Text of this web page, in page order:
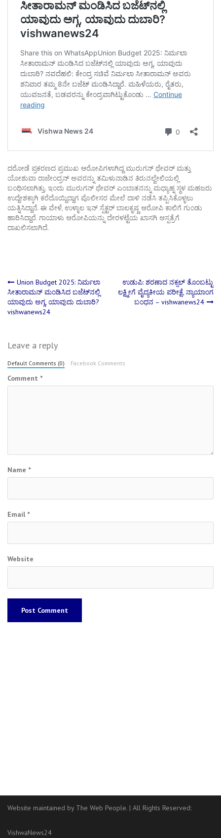
ದರೋಡೆ ಪ್ರಕರಣದ ಪ್ರಮುಖ ಆರೋಪಿಗಳಾಗಿದ್ದ ಮುರುಗನ್ ಥೇವರ್ ಮತ್ತು
ಯೋಶುವಾ ರಾಜೇಂದ್ರನ್ ಅವರನ್ನು ತಮಿಳುನಾಡಿನ ತಿರುನಲ್ವೇಲಿಯಲ್ಲಿ
ಬಂಧಿಸಲಾಗಿತ್ತು. ಇಂದು ಮುರುಗನ್ ಥೇವರ್ ಎಂಬಾತನನ್ನು ಮಧ್ಯಾಹ್ನ ಸ್ಥಳ ಮಹಜರು
ಉದ್ದೇಶಕ್ಕಾಗಿ ಕರೆದೊಯ್ದಿದ್ದಾಗ ಪೊಲೀಸರ ಮೇಲೆ ದಾಳಿ ನಡೆಸಿ ತಪ್ಪಿಸಿಕೊಳ್ಳಲು
ಯತ್ನಿಸಿದ್ದಾನೆ. ಈ ವೇಳೆ, ಉಳ್ಳಾಲ ಇನ್ ಸ್ಪೆಕ್ಟರ್ ಬಾಲಕೃಷ್ಣ ಆರೋಪಿ ಕಾಲಿಗೆ ಗುಂಡು
ಹಾರಿಸಿದ್ದಾರೆ. ಗಾಯಾಳು ಆರೋಪಿಯನ್ನು ದೇರಳಟ್ಟೆಯ ಖಾಸಗಿ ಆಸ್ಪತ್ರೆಗೆ
ದಾಖಲಿಸಲಾಗಿದೆ.
Post
navigation
Union Budget 2025: ನಿರ್ಮಲಾ
ಸೀತಾರಾಮನ್‌ ಮಂಡಿಸಿದ ಬಜೆಟ್‌ನಲ್ಲಿ
ಯಾವುದು ಅಗ್ಗ, ಯಾವುದು ದುಬಾರಿ?
vishwanews24
ಉಡುಪಿ: ಶರಣಾದ ನಕ್ಸಲ್​ ತೊಂಬಟ್ಟು
ಲಕ್ಷ್ಮೀಗೆ ವೈದ್ಯಕೀಯ ಪರೀಕ್ಷೆ, ನ್ಯಾಯಾಂಗ
ಬಂಧನ – vishwanews24
Leave a reply
Default Comments (0) Facebook Comments
Comment *
Name *
Email *
Website
Website maintained by The Web People. | All Rights Reserved:
VishwaNews24